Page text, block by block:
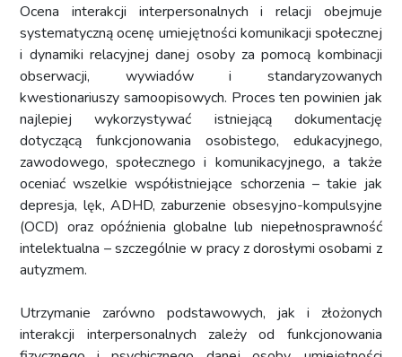
Ocena interakcji interpersonalnych i relacji obejmuje
systematyczną ocenę umiejętności komunikacji społecznej
i dynamiki relacyjnej danej osoby za pomocą kombinacji
obserwacji, wywiadów i standaryzowanych
kwestionariuszy samoopisowych. Proces ten powinien jak
najlepiej wykorzystywać istniejącą dokumentację
dotyczącą funkcjonowania osobistego, edukacyjnego,
zawodowego, społecznego i komunikacyjnego, a także
oceniać wszelkie współistniejące schorzenia – takie jak
depresja, lęk, ADHD, zaburzenie obsesyjno-kompulsyjne
(OCD) oraz opóźnienia globalne lub niepełnosprawność
intelektualna – szczególnie w pracy z dorosłymi osobami z
autyzmem.
Utrzymanie zarówno podstawowych, jak i złożonych
interakcji interpersonalnych zależy od funkcjonowania